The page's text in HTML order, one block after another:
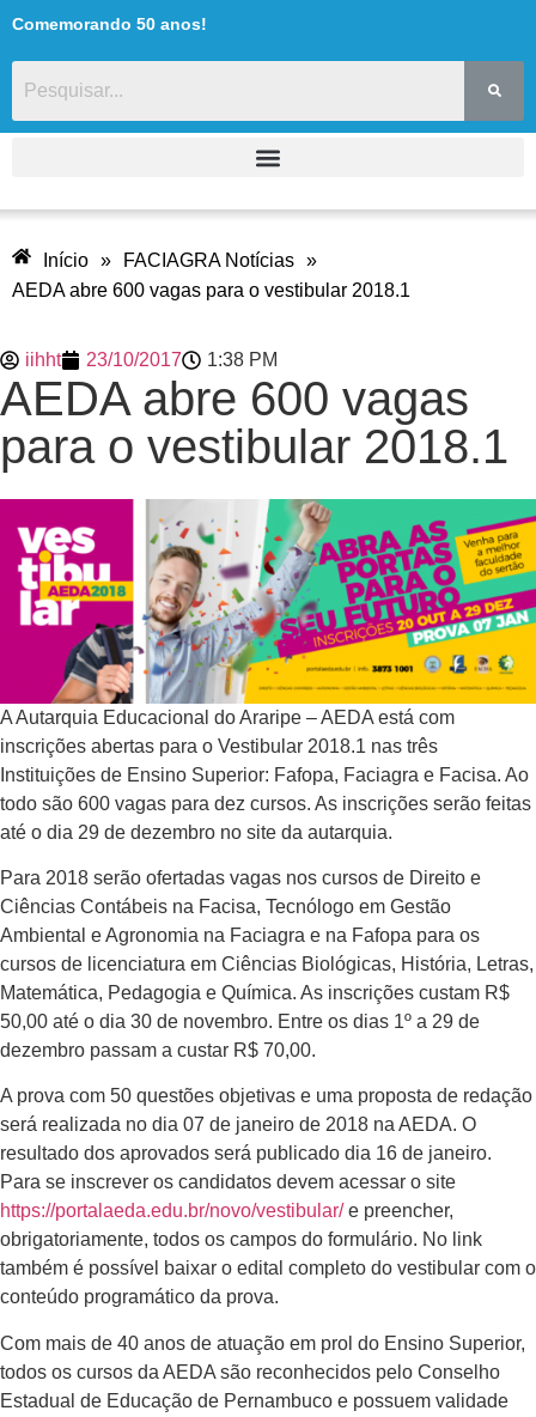
Comemorando 50 anos!
Início » FACIAGRA Notícias »
AEDA abre 600 vagas para o vestibular 2018.1
iihht 23/10/2017 1:38 PM
AEDA abre 600 vagas
para o vestibular 2018.1
A Autarquia Educacional do Araripe – AEDA está com
inscrições abertas para o Vestibular 2018.1 nas três
Instituições de Ensino Superior: Fafopa, Faciagra e Facisa. Ao
todo são 600 vagas para dez cursos. As inscrições serão feitas
até o dia 29 de dezembro no site da autarquia.
Para 2018 serão ofertadas vagas nos cursos de Direito e
Ciências Contábeis na Facisa, Tecnólogo em Gestão
Ambiental e Agronomia na Faciagra e na Fafopa para os
cursos de licenciatura em Ciências Biológicas, História, Letras,
Matemática, Pedagogia e Química. As inscrições custam R$
50,00 até o dia 30 de novembro. Entre os dias 1º a 29 de
dezembro passam a custar R$ 70,00.
A prova com 50 questões objetivas e uma proposta de redação
será realizada no dia 07 de janeiro de 2018 na AEDA. O
resultado dos aprovados será publicado dia 16 de janeiro.
Para se inscrever os candidatos devem acessar o site
https://portalaeda.edu.br/novo/vestibular/e preencher,
obrigatoriamente, todos os campos do formulário. No link
também é possível baixar o edital completo do vestibular com o
conteúdo programático da prova.
Com mais de 40 anos de atuação em prol do Ensino Superior,
todos os cursos da AEDA são reconhecidos pelo Conselho
Estadual de Educação de Pernambuco e possuem validade